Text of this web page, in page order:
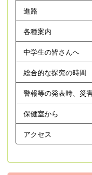
進路
各種案内
中学生の皆さんへ
総合的な探究の時間
警報等の発表時、災
保健室から
アクセス